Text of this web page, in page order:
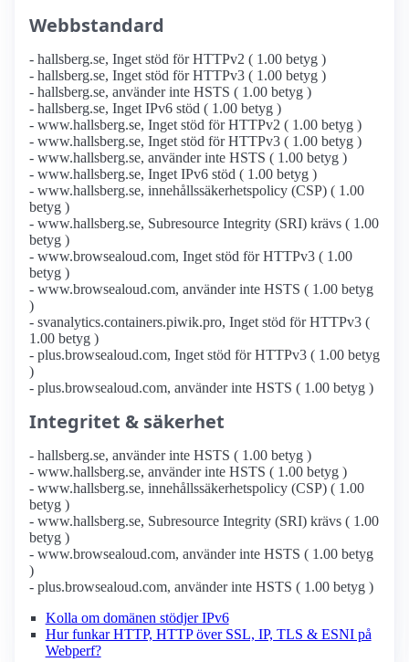
Webbstandard
- hallsberg.se, Inget stöd för HTTPv2 ( 1.00 betyg )
- hallsberg.se, Inget stöd för HTTPv3 ( 1.00 betyg )
- hallsberg.se, använder inte HSTS ( 1.00 betyg )
- hallsberg.se, Inget IPv6 stöd ( 1.00 betyg )
- www.hallsberg.se, Inget stöd för HTTPv2 ( 1.00 betyg )
- www.hallsberg.se, Inget stöd för HTTPv3 ( 1.00 betyg )
- www.hallsberg.se, använder inte HSTS ( 1.00 betyg )
- www.hallsberg.se, Inget IPv6 stöd ( 1.00 betyg )
- www.hallsberg.se, innehållssäkerhetspolicy (CSP) ( 1.00
betyg )
- www.hallsberg.se, Subresource Integrity (SRI) krävs ( 1.00
betyg )
- www.browsealoud.com, Inget stöd för HTTPv3 ( 1.00
betyg )
- www.browsealoud.com, använder inte HSTS ( 1.00 betyg
)
- svanalytics.containers.piwik.pro, Inget stöd för HTTPv3 (
1.00 betyg )
- plus.browsealoud.com, Inget stöd för HTTPv3 ( 1.00 betyg
)
- plus.browsealoud.com, använder inte HSTS ( 1.00 betyg )
Integritet & säkerhet
- hallsberg.se, använder inte HSTS ( 1.00 betyg )
- www.hallsberg.se, använder inte HSTS ( 1.00 betyg )
- www.hallsberg.se, innehållssäkerhetspolicy (CSP) ( 1.00
betyg )
- www.hallsberg.se, Subresource Integrity (SRI) krävs ( 1.00
betyg )
- www.browsealoud.com, använder inte HSTS ( 1.00 betyg
)
- plus.browsealoud.com, använder inte HSTS ( 1.00 betyg )
Kolla om domänen stödjer IPv6
Hur funkar HTTP, HTTP över SSL, IP, TLS & ESNI på
Webperf?